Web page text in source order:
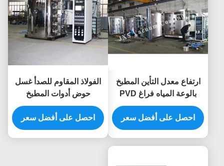
ارتفاع معدل التأين المطبخ
بالوعة المياه فراغ PVD
معدات ترسب قوس
الكاثودية لروز لون الذهب
الأسود
احصل على أفضل سعر
الفولاذ المقاوم للصدأ غسل
حوض أدوات المطبخ
الكاثودية قوس تبخير فراغ
PVD تصفيح آلة للون الأسوداحصل على أفضل سعر